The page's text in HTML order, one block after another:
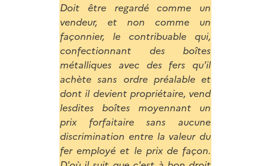
Doit être regardé comme un
vendeur, et non comme un
façonnier, le contribuable qui,
confectionnant des boîtes
métalliques avec des fers qu'il
achète sans ordre préalable et
dont il devient propriétaire, vend
lesdites boîtes moyennant un
prix forfaitaire sans aucune
discrimination entre la valeur du
fer employé et le prix de façon.